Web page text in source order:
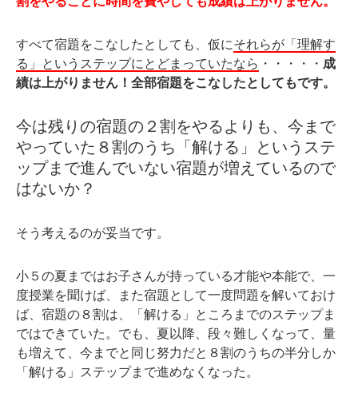
すべて宿題をこなしたとしても、仮にそれらが「理解す
る」というステップにとどまっていたなら ・・・・・ 成
績は上がりません！全部宿題をこなしたとしてもです。
今は残りの宿題の２割をやるよりも、今まで
やっていた８割のうち「解ける」というステ
ップまで進んでいない宿題が増えているので
はないか？
そう考えるのが妥当です。
小５の夏まではお子さんが持っている才能や本能で、一
度授業を聞けば、また宿題として一度問題を解いておけ
ば、宿題の８割は、「解ける」ところまでのステップま
ではできていた。でも、夏以降、段々難しくなって、量
も増えて、今までと同じ努力だと８割のうちの半分しか
「解ける」ステップまで進めなくなった。